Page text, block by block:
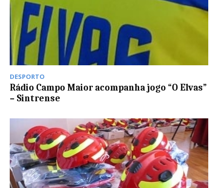
DESPORTO
Rádio Campo Maior acompanha jogo “O Elvas”
– Sintrense